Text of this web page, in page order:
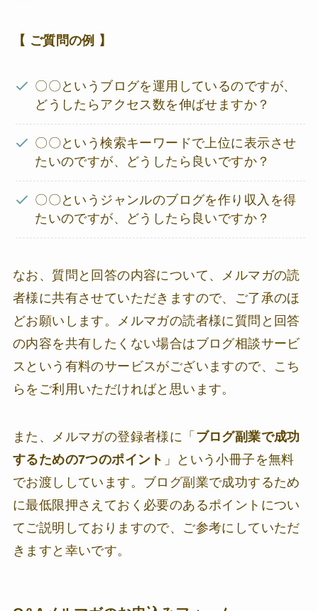
【 ご質問の例 】
〇〇というブログを運用しているのですが、
どうしたらアクセス数を伸ばせますか？
〇〇という検索キーワードで上位に表示させ
たいのですが、どうしたら良いですか？
〇〇というジャンルのブログを作り収入を得
たいのですが、どうしたら良いですか？
なお、質問と回答の内容について、メルマガの読
者様に共有させていただきますので、ご了承のほ
どお願いします。メルマガの読者様に質問と回答
の内容を共有したくない場合はブログ相談サービ
スという有料のサービスがございますので、こち
らをご利用いただければと思います。
また、メルマガの登録者様に「 ブログ副業で成功
するための7つのポイント 」という小冊子を無料
でお渡ししています。ブログ副業で成功するため
に最低限押さえておく必要のあるポイントについ
てご説明しておりますので、ご参考にしていただ
きますと幸いです。